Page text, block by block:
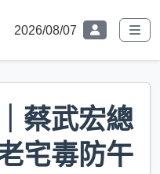
2026/08/07
蔡武宏總
宅毒防午